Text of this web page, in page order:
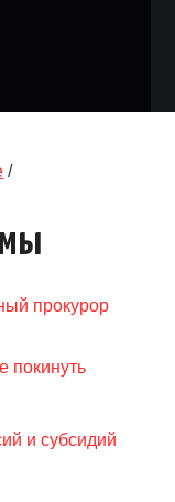
/
прокурор
покинуть
и субсидий